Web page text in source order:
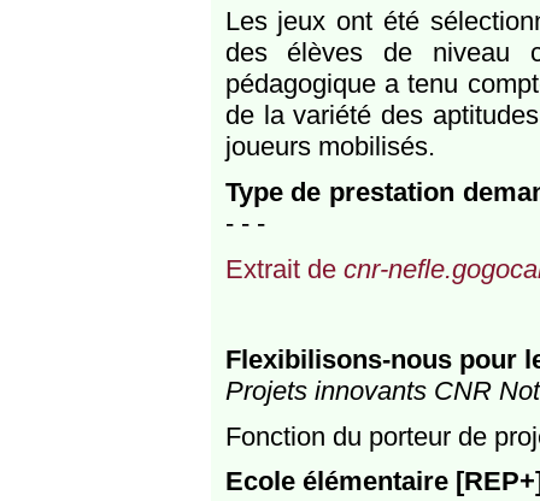
Les jeux ont été
des élèves de niveau
pédagogique a tenu
de la variété des
joueurs mobilisés.
Type de prestation
- - -
Extrait de cnr-
Flexibilisons-nous pour
Projets innovants CNR
Fonction du porteur de
Ecole élémentaire